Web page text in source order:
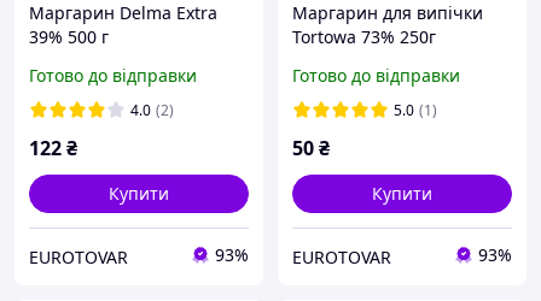
Маргарин Delma Extra
39% 500 г
Готово до відправки
4.0 (2)
122₴
Купити
EUROTOVAR 93%
Маргарин для випічки
Tortowa 73% 250г
Готово до відправки
5.0 (1)
50₴
Купити
EUROTOVAR 93%